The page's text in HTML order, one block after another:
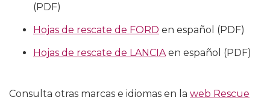
(PDF)
Hojas de rescate de FORD en español (PDF)
Hojas de rescate de LANCIAen español (PDF)
Consulta otras marcas e idiomas en la web Rescue